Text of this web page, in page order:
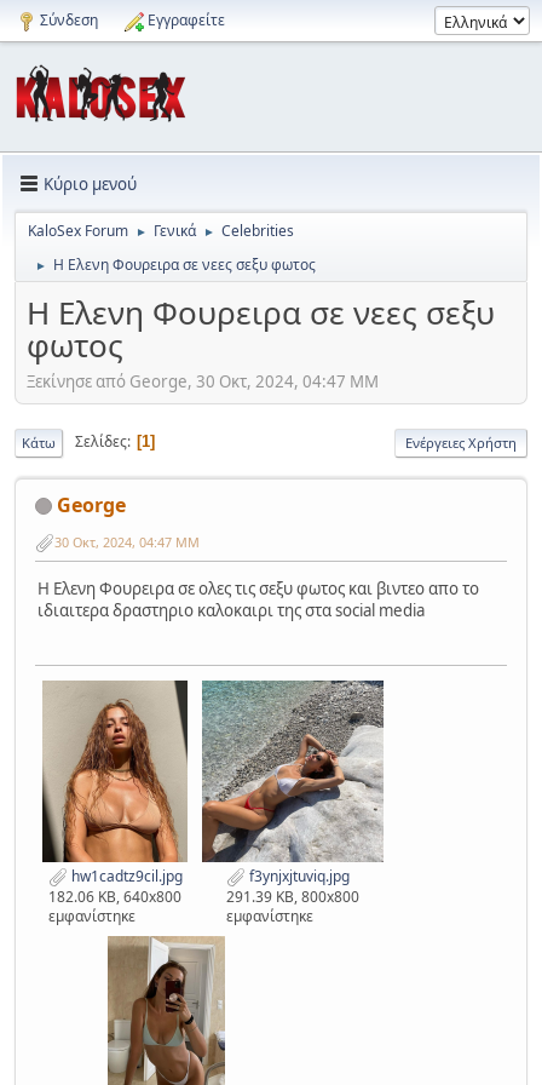
Σύνδεση Εγγραφείτε
Κύριο μενού
KaloSex Forum ► Γενικά ► Celebrities
► H Ελενη Φουρειρα σε νεες σεξυ φωτος
H Ελενη Φουρειρα σε νεες σεξυ
φωτος
Ξεκίνησε από George, 30 Οκτ, 2024, 04:47 ΜΜ
Κάτω Σελίδες 1 Ενέργειες Χρήστη
George
30 Οκτ, 2024, 04:47 ΜΜ
Η Ελενη Φουρειρα σε ολες τις σεξυ φωτος και βιντεο απο το
ιδιαιτερα δραστηριο καλοκαιρι της στα social media
hw1cadtz9cil.jpg
182.06 KB, 640x800
εμφανίστηκε
f3ynjxjtuviq.jpg
291.39 KB, 800x800
εμφανίστηκε